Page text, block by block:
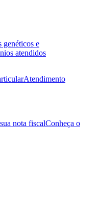
genéticos e
atendidos
Atendimento
nota fiscalConheça o